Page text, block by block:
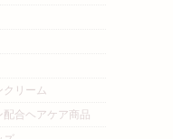
クリーム
合ヘアケア商品